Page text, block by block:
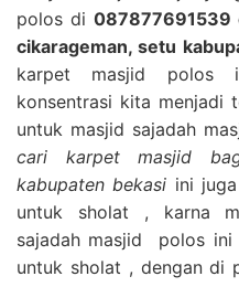
polos di 087877691539
cikarageman, setu
karpet masjid polos
konsentrasi kita menjadi
untuk masjid sajadah
cari karpet masjid
kabupaten bekasi ini
untuk sholat , karna
sajadah masjid polos ini
untuk sholat , dengan di